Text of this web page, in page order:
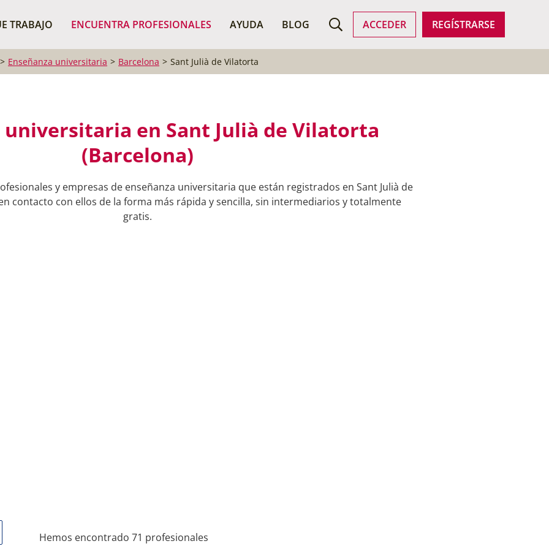
TRABAJO ENCUENTRA PROFESIONALES AYUDA BLOG ACCEDER REGÍSTRARSE
BUSCAR PROFESIONALES
Enseñanza universitaria Barcelona Sant Julià de Vilatorta
universitaria en Sant Julià de Vilatorta
(Barcelona)
y empresas de enseñanza universitaria que están registrados en Sant Julià de
contacto con ellos de la forma más rápida y sencilla, sin intermediarios y totalmente
gratis.
Hemos encontrado 71 profesionales